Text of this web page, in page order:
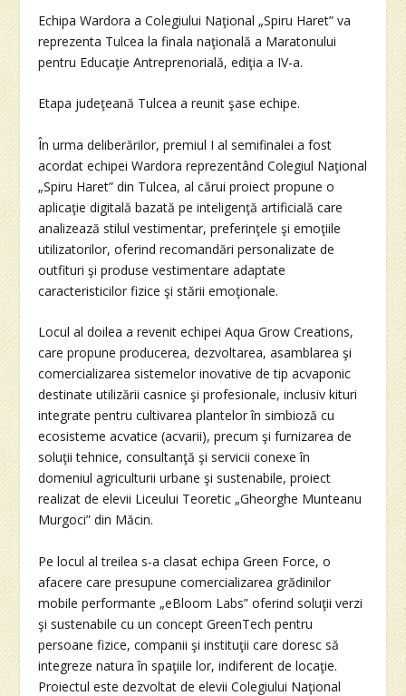
Echipa Wardora a Colegiului Naţional „Spiru Haret” va
reprezenta Tulcea la finala naţională a Maratonului
pentru Educaţie Antreprenorială, ediţia a IV-a.
Etapa judeţeană Tulcea a reunit şase echipe.
În urma deliberărilor, premiul I al semifinalei a fost
acordat echipei Wardora reprezentând Colegiul Naţional
„Spiru Haret” din Tulcea, al cărui proiect propune o
aplicaţie digitală bazată pe inteligenţă artificială care
analizează stilul vestimentar, preferinţele şi emoţiile
utilizatorilor, oferind recomandări personalizate de
outfituri şi produse vestimentare adaptate
caracteristicilor fizice şi stării emoţionale.
Locul al doilea a revenit echipei Aqua Grow Creations,
care propune producerea, dezvoltarea, asamblarea şi
comercializarea sistemelor inovative de tip acvaponic
destinate utilizării casnice şi profesionale, inclusiv kituri
integrate pentru cultivarea plantelor în simbioză cu
ecosisteme acvatice (acvarii), precum şi furnizarea de
soluţii tehnice, consultanţă şi servicii conexe în
domeniul agriculturii urbane şi sustenabile, proiect
realizat de elevii Liceului Teoretic „Gheorghe Munteanu
Murgoci” din Măcin.
Pe locul al treilea s-a clasat echipa Green Force, o
afacere care presupune comercializarea grădinilor
mobile performante „eBloom Labs” oferind soluţii verzi
şi sustenabile cu un concept GreenTech pentru
persoane fizice, companii şi instituţii care doresc să
integreze natura în spaţiile lor, indiferent de locaţie.
Proiectul este dezvoltat de elevii Colegiului Naţional